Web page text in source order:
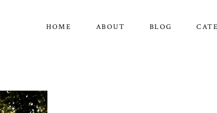
HOME ABOUT BLOG